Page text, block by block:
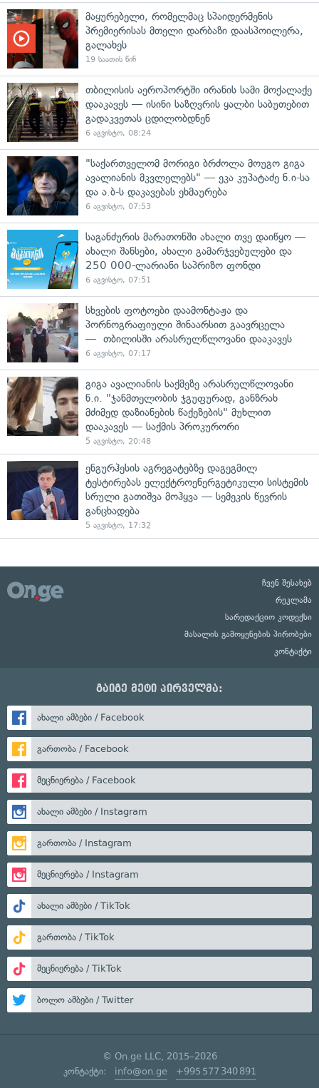
მაყურებელი, რომელმაც სპაიდერმენის
პრემიერისას მთელი დარბაზი დაასპოილერა,
გალახეს
19 საათის წინ
თბილისის აეროპორტში ირანის სამი მოქალაქე
დააკავეს — ისინი საზღვრის ყალბი საბუთებით
გადაკვეთას ცდილობდნენ
6 აგვისტო, 08:24
"საქართველომ მორიგი ბრძოლა მოუგო გიგა
ავალიანის მკვლელებს" — ეკა კუპატაძე ნ.ი-სა
და ა.ბ-ს დაკავებას ეხმაურება
6 აგვისტო, 07:53
საგანძურის მარათონში ახალი თვე დაიწყო —
ახალი შანსები, ახალი გამარჯვებულები და
250 000-ლარიანი საპრიზო ფონდი
6 აგვისტო, 07:51
სხვების ფოტოები დაამონტაჟა და
პორნოგრაფიული შინაარსით გაავრცელა
— თბილისში არასრულწლოვანი დააკავეს
6 აგვისტო, 07:17
გიგა ავალიანის საქმეზე არასრულწლოვანი
ნ.ი. "ჯანმთელობის ჯგუფურად, განზრახ
მძიმედ დაზიანების წაქეზების" მუხლით
დააკავეს — საქმის პროკურორი
5 აგვისტო, 20:48
ენგურჰესის აგრეგატებზე დაგეგმილ
ტესტირებას ელექტროენერგეტიკული სისტემის
სრული გათიშვა მოჰყვა — სემეკის წევრის
განცხადება
5 აგვისტო, 17:32
ჩვენ შესახებ
რეკლამა
სარედაქციო კოდექსი
მასალის გამოყენების პირობები
კონტაქტი
გაიგე მეტი პირველმა:
ახალი ამბები / Facebook
გართობა / Facebook
მეცნიერება / Facebook
ახალი ამბები / Instagram
გართობა / Instagram
მეცნიერება / Instagram
ახალი ამბები / TikTok
გართობა / TikTok
მეცნიერება / TikTok
ბოლო ამბები / Twitter
© On.ge LLC, 2015–2026
კონტაქტი: info@on.ge +995 577 340 891